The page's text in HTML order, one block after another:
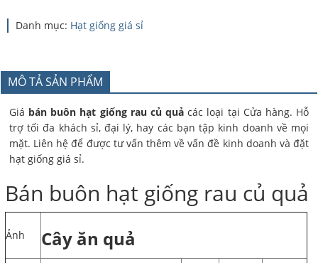
Danh mục: Hạt giống giá sỉ
MÔ TẢ SẢN PHẨM
Giá bán buôn hạt giống rau củ quả các loại tại Cửa hàng. Hỗ
trợ tối đa khách sỉ, đại lý, hay các bạn tập kinh doanh về mọi
mặt. Liên hệ để được tư vấn thêm về vấn đề kinh doanh và đặt
hạt giống giá sỉ.
Bán buôn hạt giống rau củ quả
Ảnh Cây ăn quả